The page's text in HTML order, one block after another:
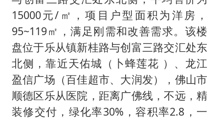
老挝国会主席赛宋蓬逝世
《欢迎来龙餐馆》口碑
茅台部分直营店飞天茅台提价
白海豚将正面袭击贯穿浙江
酒店回应车内过夜被收150元
黄金牛市回来了吗
15000元/㎡，项目户型面积为洋房，
95~119㎡，满足刚需和改善需求。该楼
盘位于乐从镇新桂路与创富三路交汇处东
北侧，靠近天佑城（卜蜂莲花 ）、龙江
盈信广场（百佳超市、大润发），佛山市
顺德区乐从医院，距离广佛线，不远，精
装修交付，绿化率30%，容积率2.8，一